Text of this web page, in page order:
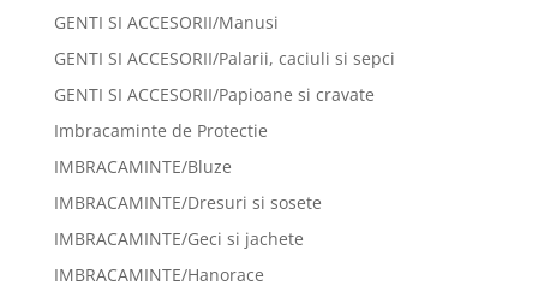
GENTI SI ACCESORII/Manusi
GENTI SI ACCESORII/Palarii, caciuli si sepci
GENTI SI ACCESORII/Papioane si cravate
Imbracaminte de Protectie
IMBRACAMINTE/Bluze
IMBRACAMINTE/Dresuri si sosete
IMBRACAMINTE/Geci si jachete
IMBRACAMINTE/Hanorace